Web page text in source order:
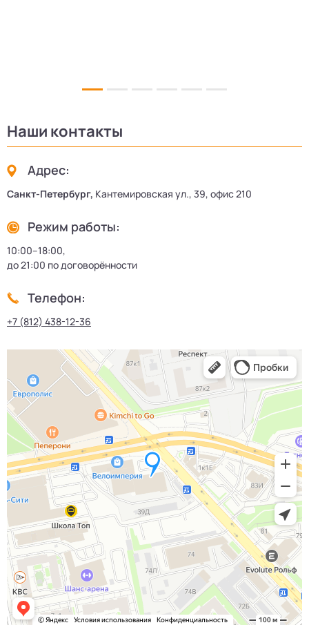
Наши контакты
Адрес:
Санкт-Петербург, Кантемировская ул., 39, офис 210
Режим работы:
10:00–18:00,
до 21:00 по договорённости
Телефон:
+7 (812) 438-12-36